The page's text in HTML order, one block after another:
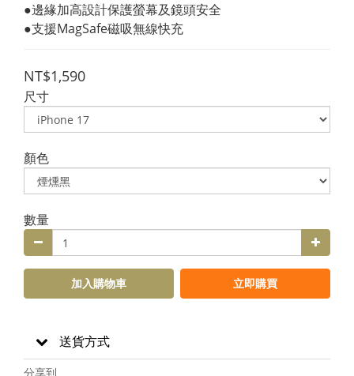
●邊緣加高設計保護螢幕及鏡頭安全
●支援MagSafe磁吸無線快充
NT$1,590
尺寸
顏色
數量
加入購物車 立即購買
送貨方式
分享到